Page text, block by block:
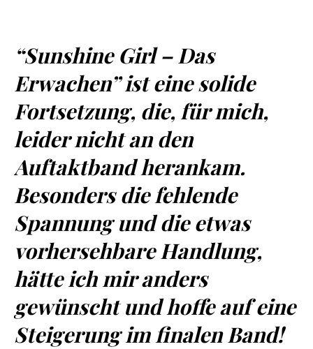
“Sunshine Girl – Das
Erwachen” ist eine solide
Fortsetzung, die, für mich,
leider nicht an den
Auftaktband herankam.
Besonders die fehlende
Spannung und die etwas
vorhersehbare Handlung,
hätte ich mir anders
gewünscht und hoffe auf eine
Steigerung im finalen Band!